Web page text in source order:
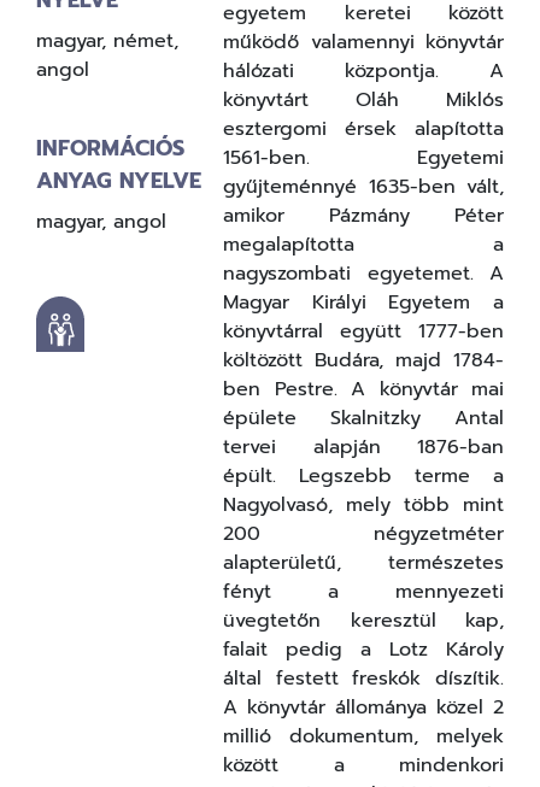
magyar, német,
angol
INFORMÁCIÓS
ANYAG NYELVE
magyar, angol
egyetem keretei között
működő valamennyi könyvtár
hálózati központja. A
könyvtárt Oláh Miklós
esztergomi érsek alapította
1561-ben. Egyetemi
gyűjteménnyé 1635-ben vált,
amikor Pázmány Péter
megalapította a
nagyszombati egyetemet. A
Magyar Királyi Egyetem a
könyvtárral együtt 1777-ben
költözött Budára, majd 1784-
ben Pestre. A könyvtár mai
épülete Skalnitzky Antal
tervei alapján 1876-ban
épült. Legszebb terme a
Nagyolvasó, mely több mint
200 négyzetméter
alapterületű, természetes
fényt a mennyezeti
üvegtetőn keresztül kap,
falait pedig a Lotz Károly
által festett freskók díszítik.
A könyvtár állománya közel 2
millió dokumentum, melyek
között a mindenkori